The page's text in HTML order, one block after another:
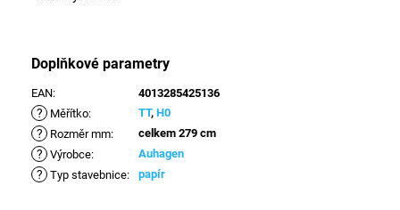
Doplňkové parametry
EAN: 4013285425136
? Měřítko: TT, H0
? Rozměr mm: celkem 279 cm
? Výrobce: Auhagen
? Typ stavebnice: papír